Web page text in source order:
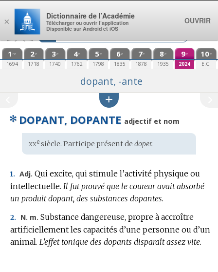
Aller au contenu
1 re
1694
2e
1718
3e
1740
4e
1762
5e
1798
6e
1835
7e
1878
8e
1935
9e
2024
10e
E.C.
dopant, -ante
✻ DOPANT, DOPANTE adjectif et nom
Étymologie
:
xxesiècle. Participe présent de doper.
1. Adj. Qui excite, qui stimule l’activité physique ou
intellectuelle. Il fut prouvé que le coureur avait absorbé
un produit dopant, des substances dopantes.
2. N. m. Substance dangereuse, propre à accroître
artificiellement les capacités d’une personne ou d’un
animal. L’effet tonique des dopants disparaît assez vite.
×
Dictionnaire de l’Académie
Télécharger ou ouvrir l’application
Disponible sur Android et iOS
OUVRIR